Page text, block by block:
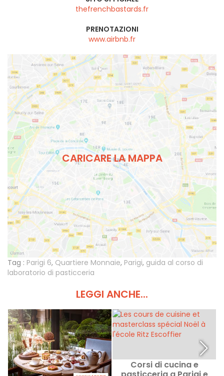
thefrenchbastards.fr
PRENOTAZIONI
www.airbnb.fr
CARICARE LA MAPPA
Tag : Parigi 6, Quartiere Monnaie, Parigi, guida al corso di
laboratorio di pasticceria
LEGGI ANCHE...
Corsi di cucina e